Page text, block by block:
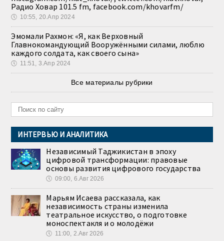
Радио Ховар 101.5 fm, facebook.com/khovarfm/
🕔 10:55, 20.Апр 2024
Эмомали Рахмон: «Я, как Верховный
Главнокомандующий Вооружёнными силами, люблю
каждого солдата, как своего сына»
🕔 11:51, 3.Апр 2024
Все материалы рубрики
ИНТЕРВЬЮ И АНАЛИТИКА
Независимый Таджикистан в эпоху
цифровой трансформации: правовые
основы развития цифрового государства
🕔 09:00, 6.Авг 2026
Марьям Исаева рассказала, как
независимость страны изменила
театральное искусство, о подготовке
моноспектакля и о молодёжи
🕔 11:00, 2.Авг 2026